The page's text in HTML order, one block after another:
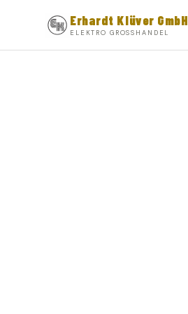
Erhardt Klüver GmbH
ELEKTRO GROSSHANDEL